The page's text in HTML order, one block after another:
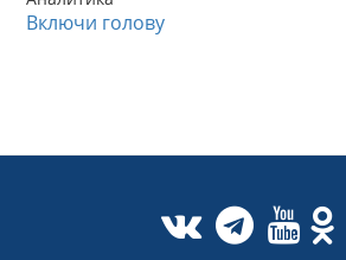
Включи голову